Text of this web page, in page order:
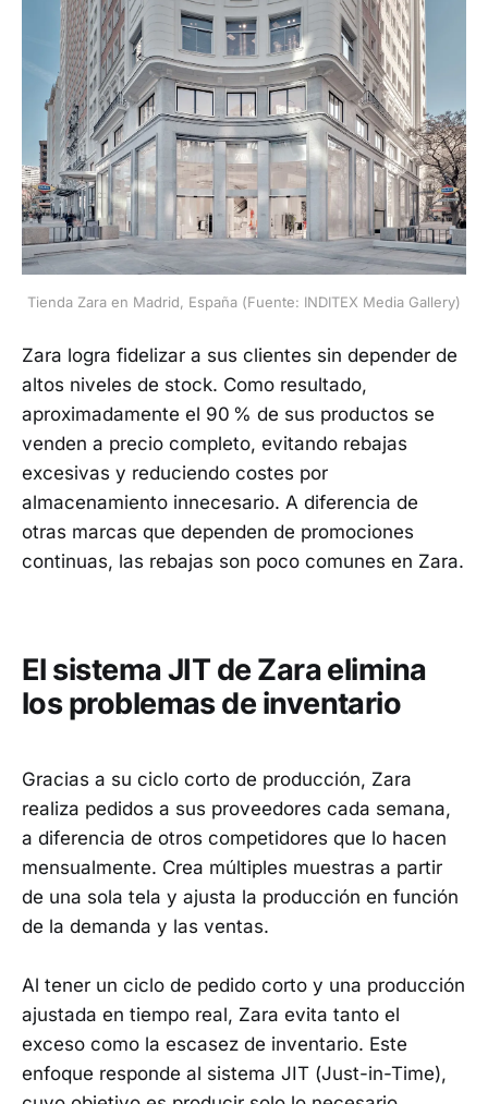
Tienda Zara en Madrid, España (Fuente: INDITEX Media Gallery)
Zara logra fidelizar a sus clientes sin depender de
altos niveles de stock. Como resultado,
aproximadamente el 90 % de sus productos se
venden a precio completo, evitando rebajas
excesivas y reduciendo costes por
almacenamiento innecesario. A diferencia de
otras marcas que dependen de promociones
continuas, las rebajas son poco comunes en Zara.
El sistema JIT de Zara elimina
los problemas de inventario
Gracias a su ciclo corto de producción, Zara
realiza pedidos a sus proveedores cada semana,
a diferencia de otros competidores que lo hacen
mensualmente. Crea múltiples muestras a partir
de una sola tela y ajusta la producción en función
de la demanda y las ventas.
Al tener un ciclo de pedido corto y una producción
ajustada en tiempo real, Zara evita tanto el
exceso como la escasez de inventario. Este
enfoque responde al sistema JIT (Just-in-Time),